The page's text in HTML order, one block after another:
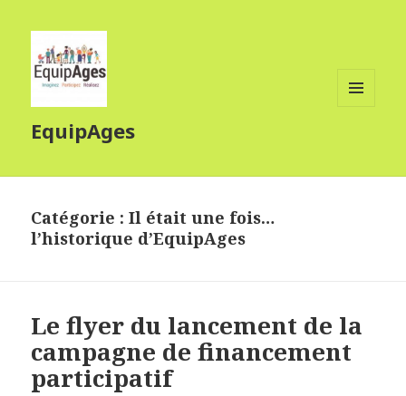
EquipAges
Catégorie :Il était une fois…
l’historique d’EquipAges
Le flyer du lancement de la
campagne de financement
participatif